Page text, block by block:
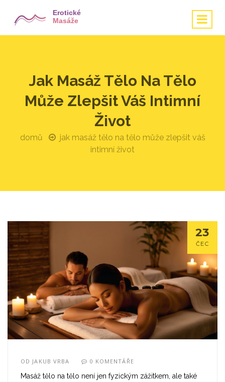
Jak Masáž Tělo Na Tělo
Může Zlepšit Váš Intimní
Život
domů
jak masáž tělo na tělo může zlepšit váš
intimní život
23
ČEC
OD JAKUB VRBA 0 KOMENTÁŘE
Masáž tělo na tělo není jen fyzickým zážitkem, ale také